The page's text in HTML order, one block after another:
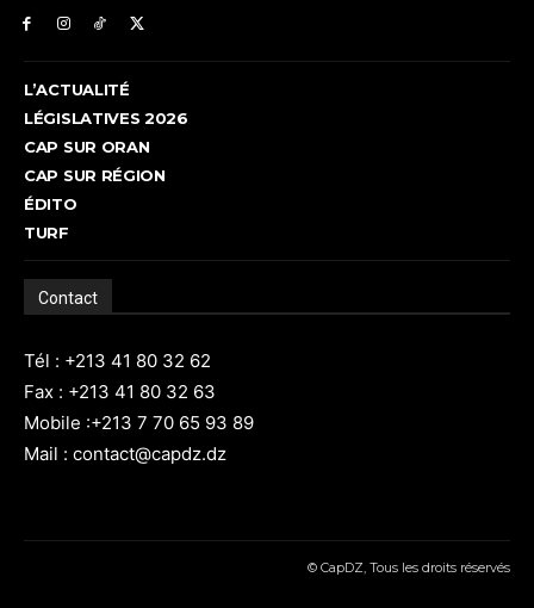
L’ACTUALITÉ
LÉGISLATIVES 2026
CAP SUR ORAN
CAP SUR RÉGION
ÉDITO
TURF
Contact
Tél : +213 41 80 32 62
Fax : +213 41 80 32 63
Mobile :+213 7 70 65 93 89
Mail : contact@capdz.dz
© CapDZ, Tous les droits réservés